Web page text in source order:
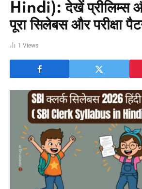
Hindi): देखें प्रीलिम्स
पूरा सिलेबस और परीक्षा
1 Views